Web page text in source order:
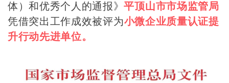
体）和优秀个人的通报》平顶山市市场监管局
凭借突出 工作成效被评为小微企业质量认证提
升行动先进单位。